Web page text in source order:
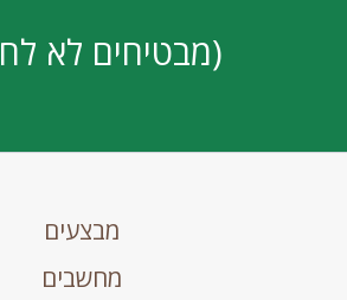
(מבטיחים לא
מבצעים
מחשבים